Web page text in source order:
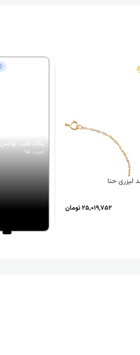
لیزری حنا
25,019,752 تومان
پلاک قلب لوکس
اجرت: 5%